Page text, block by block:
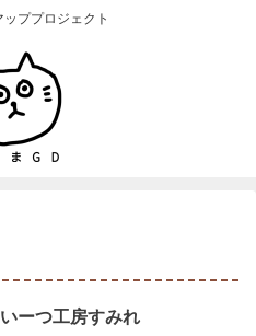
ププロジェクト
ーつ工房すみれ